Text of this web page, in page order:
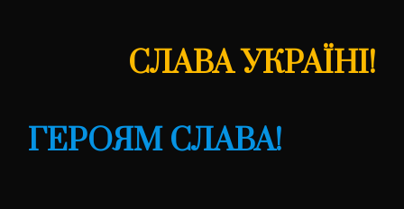
СЛАВА УКРАЇНІ!
ГЕРОЯМ СЛАВА!